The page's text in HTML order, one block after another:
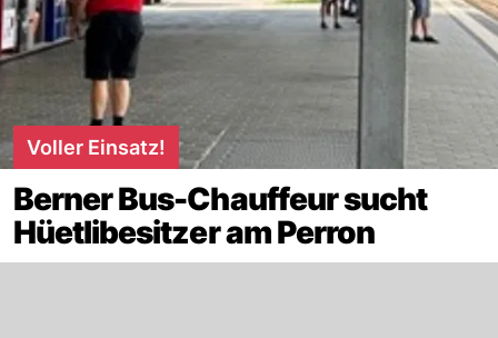
Voller Einsatz!
Berner Bus-Chauffeur sucht
Hüetlibesitzer am Perron